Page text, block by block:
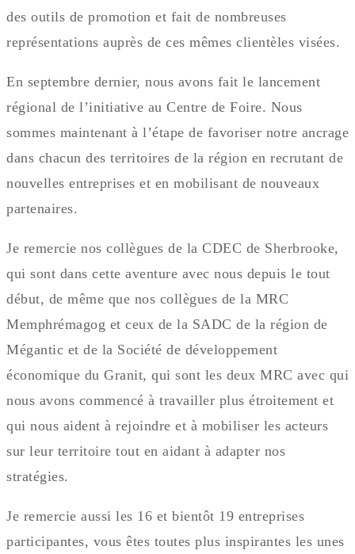
des outils de promotion et fait de nombreuses
représentations auprès de ces mêmes clientèles visées.
En septembre dernier, nous avons fait le lancement
régional de l’initiative au Centre de Foire. Nous
sommes maintenant à l’étape de favoriser notre ancrage
dans chacun des territoires de la région en recrutant de
nouvelles entreprises et en mobilisant de nouveaux
partenaires.
Je remercie nos collègues de la CDEC de Sherbrooke,
qui sont dans cette aventure avec nous depuis le tout
début, de même que nos collègues de la MRC
Memphrémagog et ceux de la SADC de la région de
Mégantic et de la Société de développement
économique du Granit, qui sont les deux MRC avec qui
nous avons commencé à travailler plus étroitement et
qui nous aident à rejoindre et à mobiliser les acteurs
sur leur territoire tout en aidant à adapter nos
stratégies.
Je remercie aussi les 16 et bientôt 19 entreprises
participantes, vous êtes toutes plus inspirantes les unes